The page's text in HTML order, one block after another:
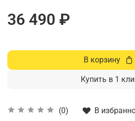
(0)
В
36 490 ₽
В корзину
Купить в 1